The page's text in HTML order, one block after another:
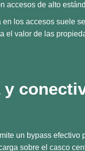
accesos de alto
en los accesos suele
el valor de las
un bypass efectivo
sobre el casco